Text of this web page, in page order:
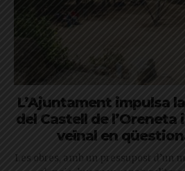
L’Ajuntament impulsa
del Castell de
veïnal en
Les obres, amb un pressupost d’un